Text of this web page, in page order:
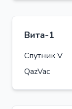
Вита-1
Спутник V
QazVac